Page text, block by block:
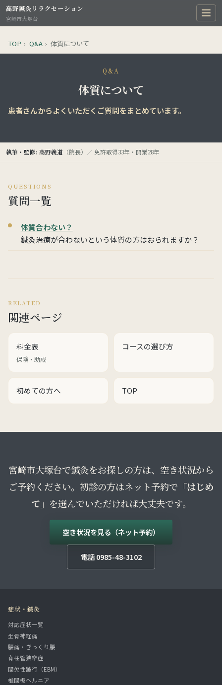
高野鍼灸リラクセーション
宮崎市大塚台
TOP › Q&A › 体質について
Q&A
体質について
患者さんからよくいただくご質問をまとめています。
執筆・監修: 高野義道 （院長）／ 免許取得33年・開業28年
QUESTIONS
質問一覧
体質合わない？
鍼灸治療が合わないという体質の方はおられますか？
RELATED
関連ページ
料金表
保険・助成
コースの選び方
初めての方へ TOP
宮崎市大塚台で鍼灸をお探しの方は、空き状況から
ご予約ください。初診の方はネット予約で 「はじめ
て」 を選んでいただければ大丈夫です。
空き状況を見る（ネット予約）
電話 0985-48-3102
症状・鍼灸
対応症状一覧
坐骨神経痛
腰痛・ぎっくり腰
脊柱管狭窄症
間欠性跛行（EBM）
椎間板ヘルニア